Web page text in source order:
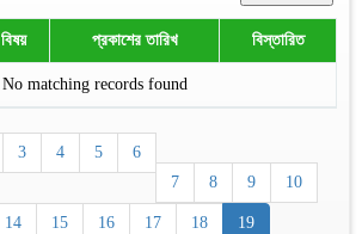
বিষয় প্রকাশের তারিখ বিস্তারিত
No matching records found
3 4 5
6
7
8 9 10
14 15 16 17 18 19